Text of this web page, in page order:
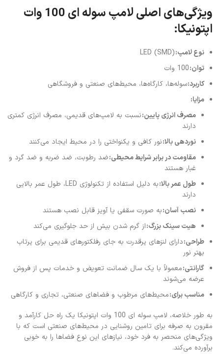
ویژگی‌های اصلی لامپ سوله ای 100 وات
اپتونیکا:
نوع لامپ:LED (SMD)
توان:100 وات
کاربرد:سوله‌ها، کارگاه‌ها، محیط‌های صنعتی و فروشگاهی
مزایا:
مصرف انرژی پایین:نسبت به لامپ‌های قدیمی، مصرف انرژی کمتری
دارند
نوردهی بالا:نور کافی و یکنواختی را در محیط ایجاد می‌کنند
مقاومت در برابر شرایط محیطی:ضد رطوبت، ضد ضربه و ضد گرد و
غبار هستند
طول عمر بالا:
به دلیل استفاده از تکنولوژی LED، طول عمر بالایی
دارند
نصب آسان:به صورت سقفی یا آویز قابل نصب هستند
هیت سینک بزرگ:از گرم شدن بیش از حد جلوگیری می‌کند
طراحی:دارای لنزهای پرقدرت به جای رفلکتورهای قدیمی برای پرتاب
بهتر نور
گارانتی:معمولاً با یک سال ضمانت تعویض و خدمات پس از فروش
عرضه می‌شوند
مناسب برای:محیط‌های مرطوب و فضاهای صنعتی، تجاری و کارگاهی
به طور خلاصه، لامپ سوله ای 100 وات اپتونیکا یک راه حل کارآمد و
مقرون به صرفه برای تامین روشنایی در محیط‌های صنعتی است که با
ویژگی‌های منحصر به فرد خود، نیازهای این نوع فضاها را به خوبی
برآورده می‌کند.